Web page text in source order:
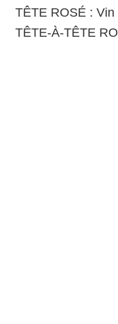
TÊTE ROSÉ :
TÊTE-À-TÊTE